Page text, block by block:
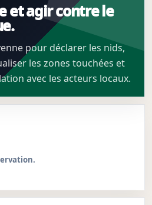
et agir contre le
pour déclarer les nids,
les zones touchées et
avec les acteurs locaux.